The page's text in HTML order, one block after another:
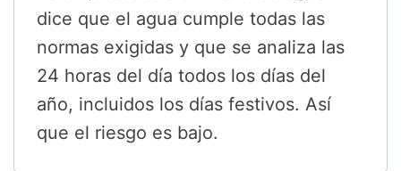
dice que el agua cumple todas las
normas exigidas y que se analiza las
24 horas del día todos los días del
año, incluidos los días festivos. Así
que el riesgo es bajo.